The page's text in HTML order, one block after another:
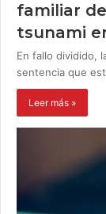
familiar
tsunami
En fallo dividido,
sentencia que
Leer más »